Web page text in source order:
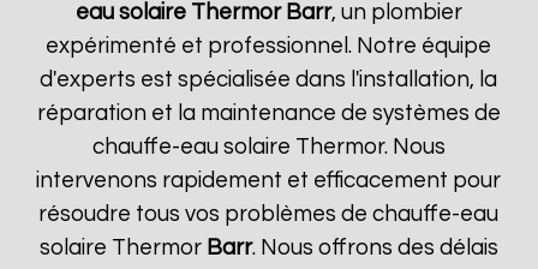
eau solaire Thermor Barr, un plombier
expérimenté et professionnel. Notre équipe
d'experts est spécialisée dans l'installation, la
réparation et la maintenance de systèmes de
chauffe-eau solaire Thermor. Nous
intervenons rapidement et efficacement pour
résoudre tous vos problèmes de chauffe-eau
solaire Thermor Barr. Nous offrons des délais